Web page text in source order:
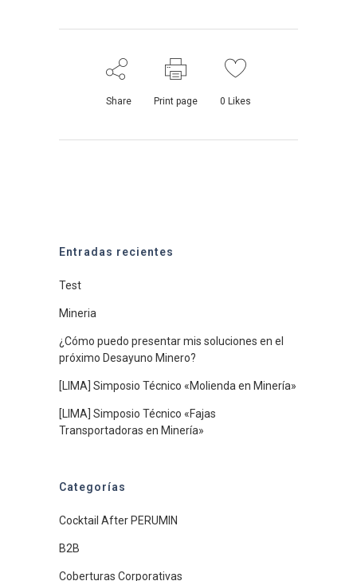
Share Print page 0 Likes
Entradas recientes
Test
Mineria
¿Cómo puedo presentar mis soluciones en el
próximo Desayuno Minero?
[LIMA] Simposio Técnico «Molienda en Minería»
[LIMA] Simposio Técnico «Fajas
Transportadoras en Minería»
Categorías
Cocktail After PERUMIN
B2B
Coberturas Corporativas